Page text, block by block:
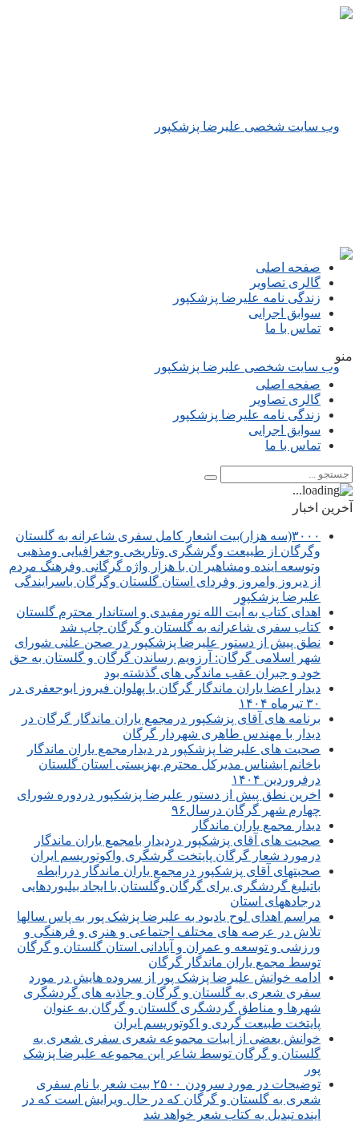
صفحه اصلی
گالری تصاویر
زندگی نامه علیرضا پزشکپور
سوابق اجرایی
تماس با ما
منو
صفحه اصلی
گالری تصاویر
زندگی نامه علیرضا پزشکپور
سوابق اجرایی
تماس با ما
آخرین اخبار
۳۰۰۰(سه هزار)بیت اشعار کامل سفری شاعرانه به گلستان
وگرگان از طبیعت وگرشگری وتاریخی وجغرافیایی ومذهبی
وتوسعه اینده ومشاهیر ان با هزار واژه گرگانی وفرهنگ مردم
از دیروز وامروز وفردای استان گلستان وگرگان باسرایندگی
علیرضا پزشکپور
اهدای کتاب به آیت الله نورمفیدی و استاندار محترم گلستان
کتاب سفری شاعرانه به گلستان و گرگان چاپ شد
نطق پیش از دستور علیرضا پزشکپور در صحن علنی شورای
شهر اسلامی گرگان: آرزویم رساندن گرگان و گلستان به حق
خود و جبران عقب ماندگی های گذشته بود
دیدار اعضا یاران ماندگار گرگان با پهلوان فیروز ابوجعفری در
۳۰ تیرماه ۱۴۰۴
برنامه های آقای پزشکپور درمجمع یاران ماندگار گرگان در
دیدار با مهندس طاهری شهردار گرگان
صحبت های علیرضا پزشکپور در دیدارمجمع یاران ماندگار
باخانم ابشناس مدیرکل محترم بهزیستی استان گلستان
درفروردین ۱۴۰۴
اخرین نطق پیش از دستور علیرضا پزشکپور دردوره شورای
چهارم شهر گرگان درسال۹۶
دیدار مجمع یاران ماندگار
صحبت های آقای پزشکپور دردیدار بامجمع یاران ماندگار
درمورد شعار گرگان پایتخت گرشگری واکوتوریسم ایران
صحبتهای آقای پزشکپور درمجمع یاران ماندگار دررابطه
باتبلیغ گردشگری برای گرگان وگلستان با ایجاد بیلبوردهایی
درجادههای استان
مراسم اهدای لوح یادبود به علیرضا پزشک پور به پاس سالها
تلاش در عرصه های مختلف اجتماعی و هنری و فرهنگی و
ورزشی و توسعه و عمران و آبادانی استان گلستان و گرگان
توسط مجمع یاران ماندگار گرگان
ادامه خوانش علیرضا پزشک پور از سروده هایش در مورد
سفری شعری به گلستان و گرگان و جاذبه های گردشگری
شهرها و مناطق گردشگری گلستان و گرگان به عنوان
پایتخت طبیعت گردی و اکوتوریسم ایران
خوانش بعضی از ابیات مجموعه شعری سفری شعری به
گلستان و گرگان توسط شاعر این مجموعه علیرضا پزشک
پور
توضیحات در مورد سرودن ۲۵۰۰ بیت شعر با نام سفری
شعری به گلستان و گرگان که در حال ویرایش است که در
اینده تبدیل به کتاب شعر خواهد شد